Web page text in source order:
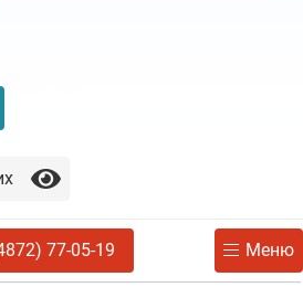
77-05-19 Меню